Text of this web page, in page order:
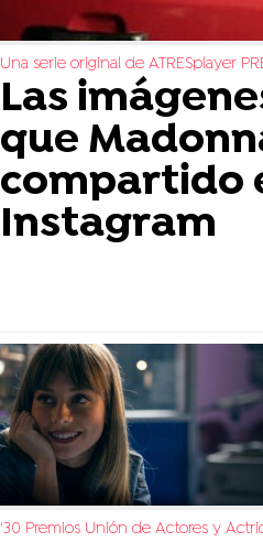
Una serie original de ATRESplayer
Las
que
compartido
Instagram
'30 Premios Unión de Actores y